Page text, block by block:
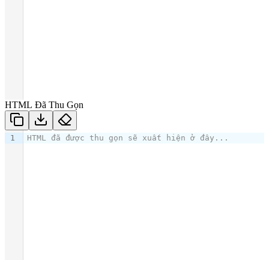
HTML Đã Thu Gọn
1 HTML đã được thu gọn sẽ xuất hiện ở đây...